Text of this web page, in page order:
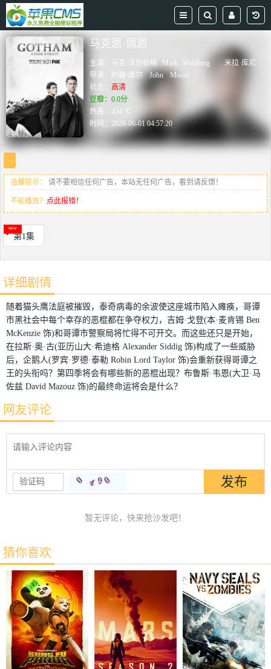
马克思·佩恩
主演： 马克·沃尔伯格 Mark Wahlberg 米拉·库尼斯
导演： 约翰·摩尔 John
Moore
状态： 高清
豆瓣：0.0分
热度：434 ℃
时间： 2026-06-01 04:57:20
温馨提示： 请不要相信任何广告，本站无任何广告，看到请反馈！
不能播放？ 点此报错！
第1集
详细剧情
随着猫头鹰法庭被摧毁，泰奇病毒的余波使这座城市陷入瘫痪，哥谭
市黑社会中每个幸存的恶棍都在争夺权力，吉姆·戈登(本·麦肯锡 Ben
McKenzie 饰)和哥谭市警察局将忙得不可开交。而这些还只是开始，
在拉斯·奥·古(亚历山大·希迪格 Alexander Siddig 饰)构成了一些威胁
后，企鹅人(罗宾·罗德·泰勒 Robin Lord Taylor 饰)会重新获得哥谭之
王的头衔吗？第四季将会有哪些新的恶棍出现？布鲁斯·韦恩(大卫·马
佐兹 David Mazouz 饰)的最终命运将会是什么？
网友评论
暂无评论，快来抢沙发吧！
猜你喜欢